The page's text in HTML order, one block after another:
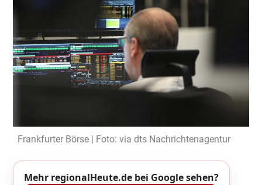
Frankfurter Börse | Foto: via dts Nachrichtenagentur
Mehr regionalHeute.de bei Google sehen?